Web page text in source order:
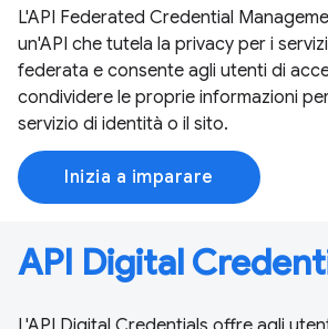
L'API Federated Credential
un'API che tutela la privacy per i
federata e consente agli utenti di
condividere le proprie informazioni
servizio di identità o il sito.
Inizia a imparare
API Digital